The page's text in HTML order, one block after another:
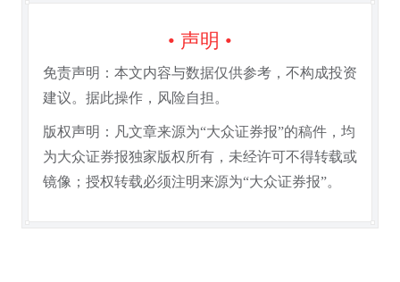
• 声明 •
免责声明：本文内容与数据仅供参考，不构成投资
建议。据此操作，风险自担。
版权声明：凡文章来源为“大众证券报”的稿件，均
为大众证券报独家版权所有，未经许可不得转载或
镜像；授权转载必须注明来源为“大众证券报”。